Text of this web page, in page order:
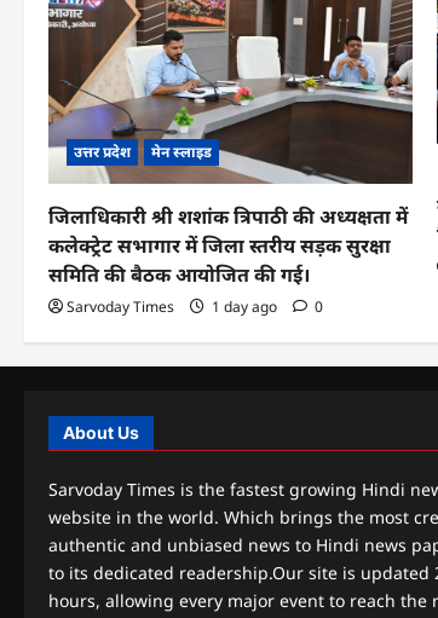
उत्तर प्रदेश मेन स्लाइड
जिलाधिकारी श्री शशांक त्रिपाठी की अध्यक्षता में
कलेक्ट्रेट सभागार में जिला स्तरीय सड़क सुरक्षा
समिति की बैठक आयोजित की गई।
Sarvoday Times 1 day ago 0
About Us
Sarvoday Times is the fastest growing Hindi
website in the world. Which brings the most
authentic and unbiased news to Hindi news
to its dedicated readership.Our site is updated
hours, allowing every major event to reach the